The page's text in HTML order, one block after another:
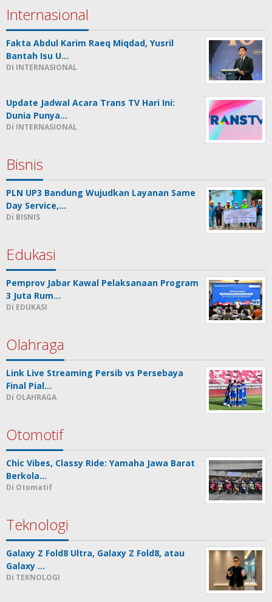
Internasional
Fakta Abdul Karim Raeq Miqdad, Yusril
Bantah Isu U…
Di INTERNASIONAL
Update Jadwal Acara Trans TV Hari Ini:
Dunia Punya…
Di INTERNASIONAL
Bisnis
PLN UP3 Bandung Wujudkan Layanan Same
Day Service,…
Di BISNIS
Edukasi
Pemprov Jabar Kawal Pelaksanaan Program
3 Juta Rum…
Di EDUKASI
Olahraga
Link Live Streaming Persib vs Persebaya
Final Pial…
Di OLAHRAGA
Otomotif
Chic Vibes, Classy Ride: Yamaha Jawa Barat
Berkola…
Di Otomatif
Teknologi
Galaxy Z Fold8 Ultra, Galaxy Z Fold8, atau
Galaxy …
Di TEKNOLOGI